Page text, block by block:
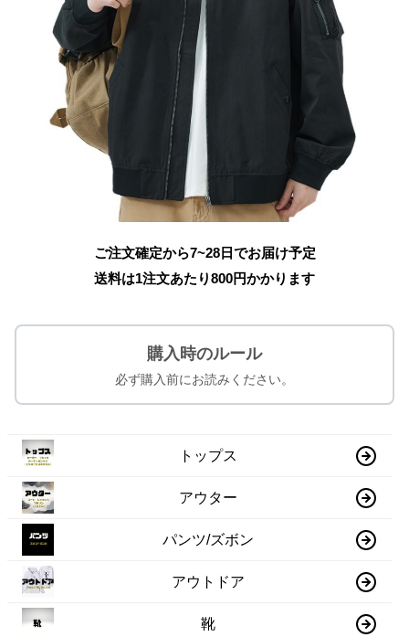
ご注文確定から7~28日でお届け予定
送料は1注文あたり800円かかります
購入時のルール
必ず購入前にお読みください。
トップス
アウター
パンツ/ズボン
アウトドア
靴